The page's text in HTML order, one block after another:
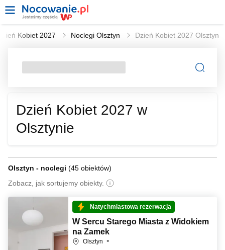
Kobiet 2027 Noclegi Olsztyn Dzień Kobiet 2027 Olsztyn
Dzień Kobiet 2027 w
Olsztynie
Olsztyn - noclegi (45 obiektów)
Zobacz, jak sortujemy obiekty.
Natychmiastowa rezerwacja
W Sercu Starego Miasta z Widokiem
na Zamek
Olsztyn